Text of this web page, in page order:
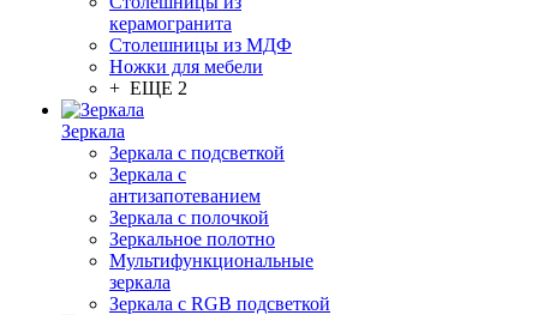
керамогранита
Столешницы из МДФ
Ножки для мебели
+ ЕЩЕ 2
Зеркала
Зеркала с подсветкой
Зеркала с
антизапотеванием
Зеркала с полочкой
Зеркальное полотно
Мультифункциональные
зеркала
Зеркала c RGB подсветкой